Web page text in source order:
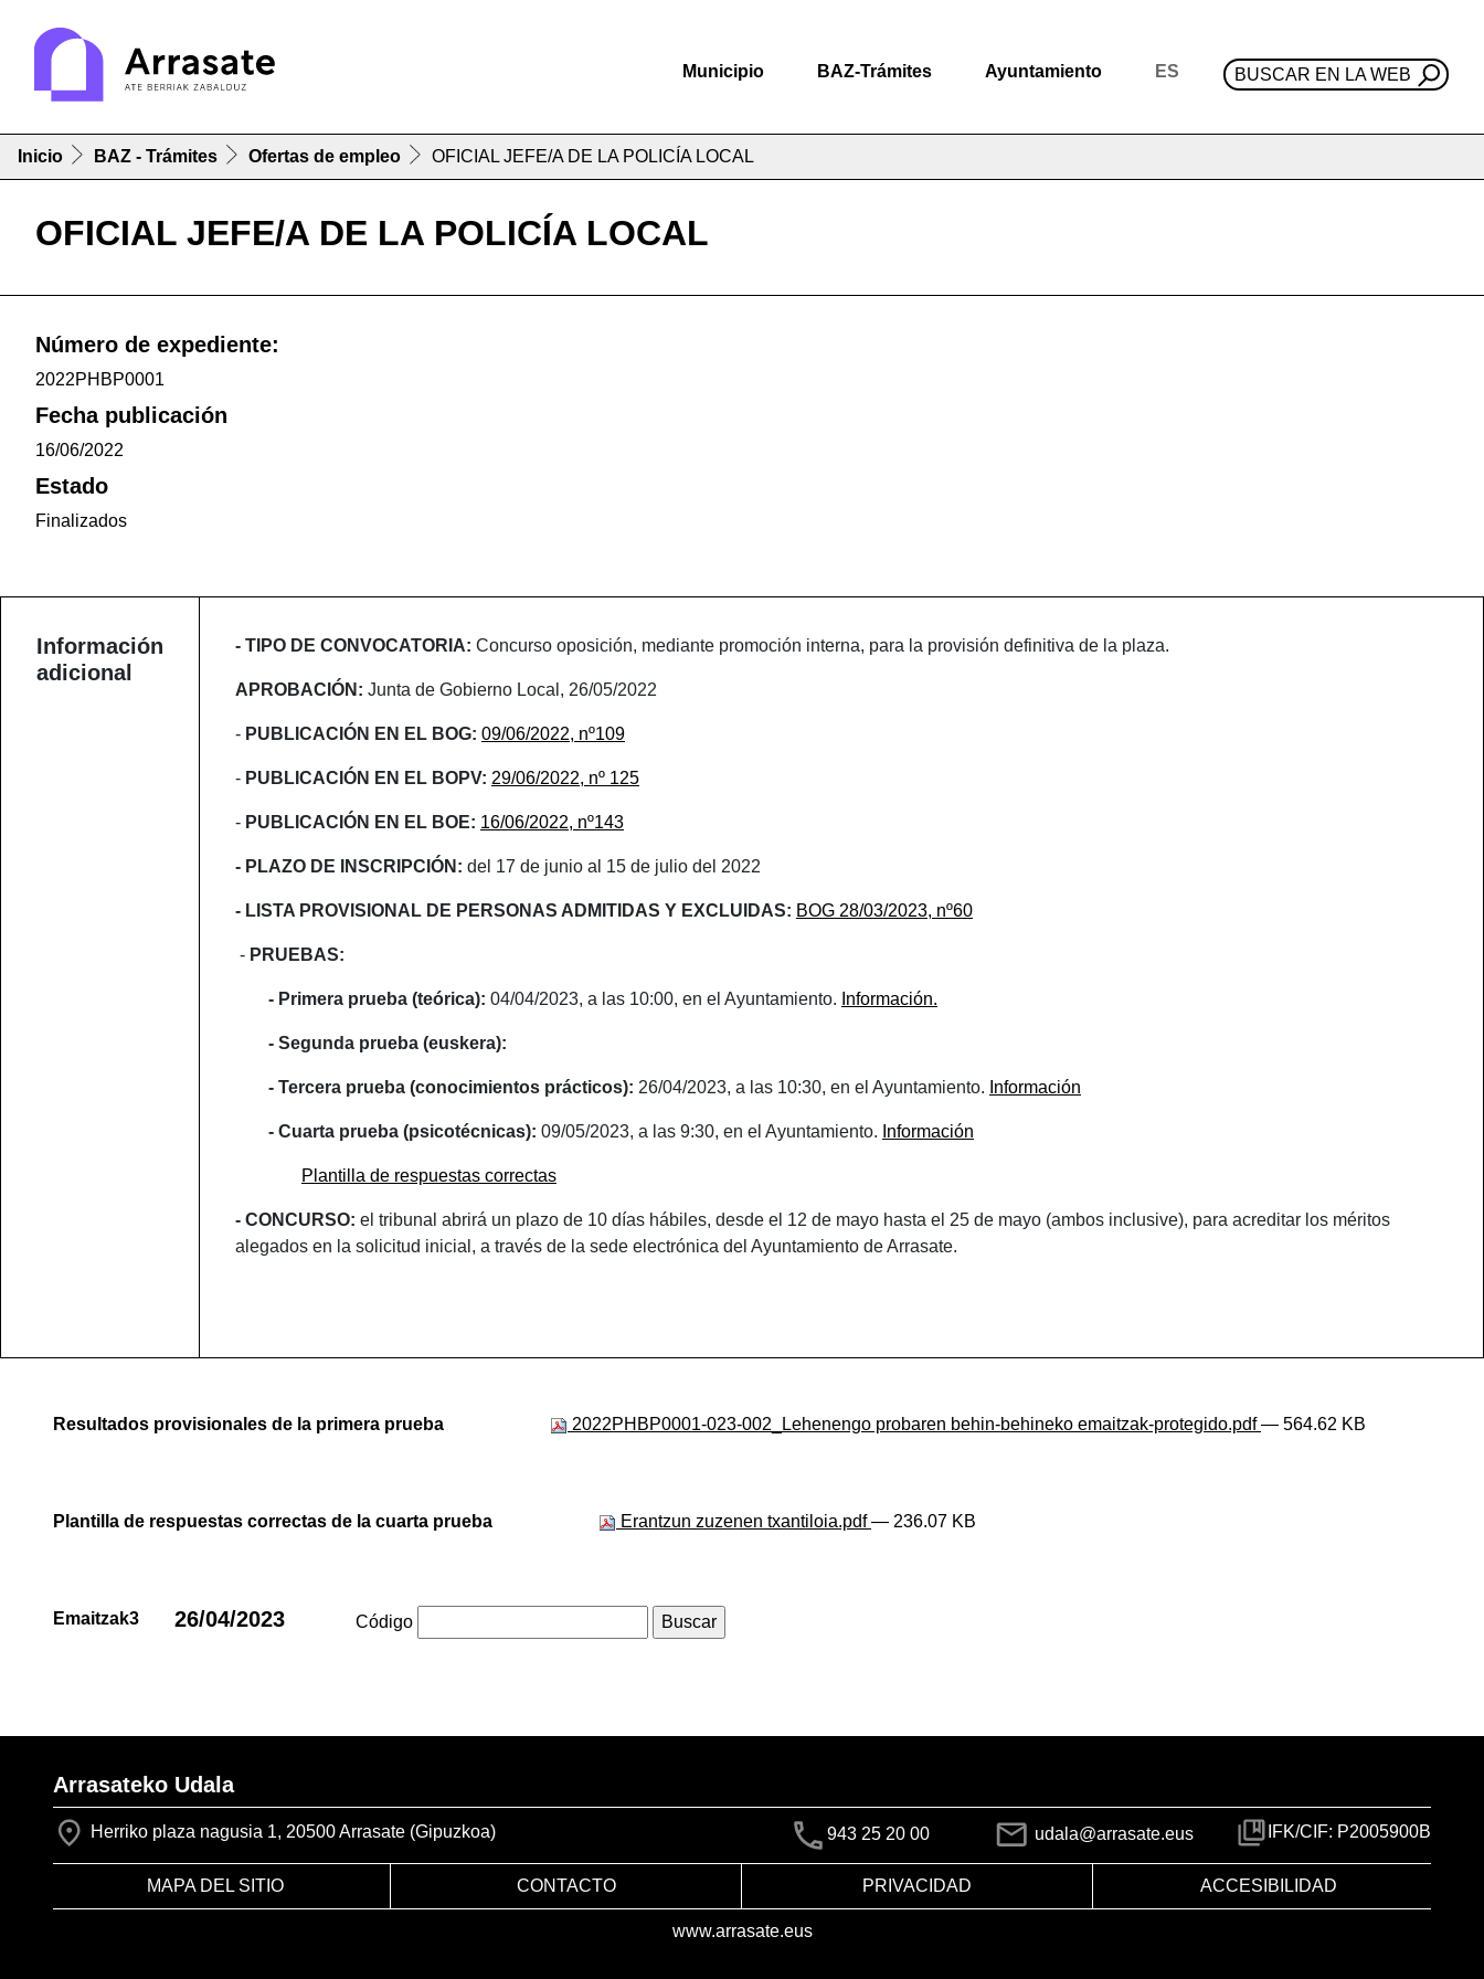
Municipio BAZ-Trámites Ayuntamiento ES BUSCAR EN LA WEB
Inicio BAZ - Trámites Ofertas de empleo OFICIAL JEFE/A DE LA POLICÍA LOCAL
OFICIAL JEFE/A DE LA POLICÍA LOCAL
Número de expediente:
2022PHBP0001
Fecha publicación
16/06/2022
Estado
Finalizados
Información
adicional
- TIPO DE CONVOCATORIA: Concurso oposición, mediante promoción interna, para la provisión definitiva de la plaza.
APROBACIÓN: Junta de Gobierno Local, 26/05/2022
- PUBLICACIÓN EN EL BOG: 09/06/2022, nº109
- PUBLICACIÓN EN EL BOPV: 29/06/2022, nº 125
- PUBLICACIÓN EN EL BOE: 16/06/2022, nº143
- PLAZO DE INSCRIPCIÓN: del 17 de junio al 15 de julio del 2022
- LISTA PROVISIONAL DE PERSONAS ADMITIDAS Y EXCLUIDAS: BOG 28/03/2023, nº60
- PRUEBAS:
- Primera prueba (teórica): 04/04/2023, a las 10:00, en el Ayuntamiento. Información.
- Segunda prueba (euskera):
- Tercera prueba (conocimientos prácticos): 26/04/2023, a las 10:30, en el Ayuntamiento. Información
- Cuarta prueba (psicotécnicas): 09/05/2023, a las 9:30, en el Ayuntamiento. Información
Plantilla de respuestas correctas
- CONCURSO: el tribunal abrirá un plazo de 10 días hábiles, desde el 12 de mayo hasta el 25 de mayo (ambos inclusive), para acreditar los méritos
alegados en la solicitud inicial, a través de la sede electrónica del Ayuntamiento de Arrasate.
Resultados provisionales de la primera prueba 2022PHBP0001-023-002_Lehenengo probaren behin-behineko emaitzak-protegido.pdf— 564.62 KB
Plantilla de respuestas correctas de la cuarta prueba Erantzun zuzenen txantiloia.pdf— 236.07 KB
Emaitzak3 26/04/2023 Código
Arrasateko Udala
Herriko plaza nagusia 1, 20500 Arrasate (Gipuzkoa) 943 25 20 00 udala@arrasate.eus IFK/CIF: P2005900B
MAPA DEL SITIO CONTACTO PRIVACIDAD ACCESIBILIDAD
www.arrasate.eus